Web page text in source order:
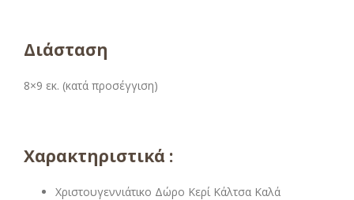
Διάσταση
8×9 εκ. (κατά προσέγγιση)
Χαρακτηριστικά :
Χριστουγεννιάτικο Δώρο Κερί Κάλτσα Καλά